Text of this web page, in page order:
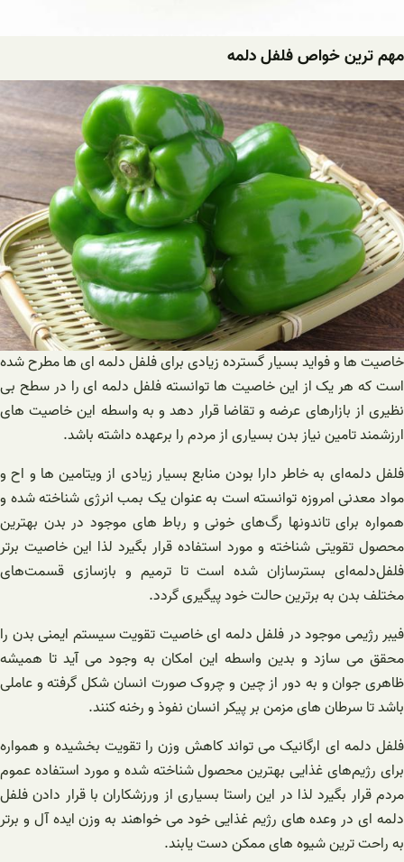
مهم ترین خواص فلفل دلمه
خاصیت ها و فواید بسیار گسترده زیادی برای فلفل دلمه ای ها مطرح شده
است که هر یک از این خاصیت ها توانسته فلفل دلمه ای را در سطح بی
نظیری از بازارهای عرضه و تقاضا قرار دهد و به واسطه این خاصیت های
ارزشمند تامین نیاز بدن بسیاری از مردم را برعهده داشته باشد.
فلفل دلمه‌ای به خاطر دارا بودن منابع بسیار زیادی از ویتامین ها و اح و
مواد معدنی امروزه توانسته است به عنوان یک بمب انرژی شناخته شده و
همواره برای تاندونها رگ‌های خونی و رباط های موجود در بدن بهترین
محصول تقویتی شناخته و مورد استفاده قرار بگیرد لذا این خاصیت برتر
فلفل‌دلمه‌ای بسترسازان شده است تا ترمیم و بازسازی قسمت‌های
مختلف بدن به برترین حالت خود پیگیری گردد.
فیبر رژیمی موجود در فلفل دلمه ای خاصیت تقویت سیستم ایمنی بدن را
محقق می سازد و بدین واسطه این امکان به وجود می آید تا همیشه
ظاهری جوان و به دور از چین و چروک صورت انسان شکل گرفته و عاملی
باشد تا سرطان های مزمن بر پیکر انسان نفوذ و رخنه کنند.
فلفل دلمه ای ارگانیک می تواند کاهش وزن را تقویت بخشیده و همواره
برای رژیم‌های غذایی بهترین محصول شناخته شده و مورد استفاده عموم
مردم قرار بگیرد لذا در این راستا بسیاری از ورزشکاران با قرار دادن فلفل
دلمه ای در وعده های رژیم غذایی خود می خواهند به وزن ایده آل و برتر
به راحت ترین شیوه های ممکن دست یابند.